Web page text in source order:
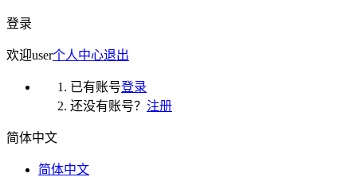
登录
欢迎user个人中心退出
已有账号登录
还没有账号？ 注册
简体中文
简体中文